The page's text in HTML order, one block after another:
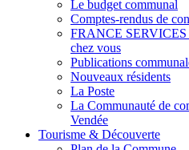
Le budget communal
Comptes-rendus de
FRANCE SERVICES
chez vous
Publications
Nouveaux résidents
La Poste
La Communauté de
Vendée
Tourisme & Découverte